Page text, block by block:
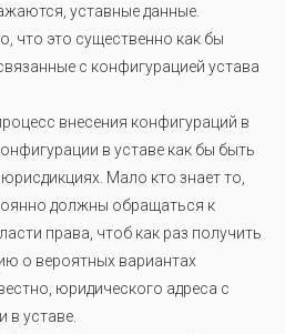
уставные данные.
что это существенно как бы
с конфигурацией устава
внесения конфигураций в
в уставе как бы быть
Мало кто знает то,
должны обращаться к
права, чтоб как раз получить
о вероятных вариантах
юридического адреса с
уставе.